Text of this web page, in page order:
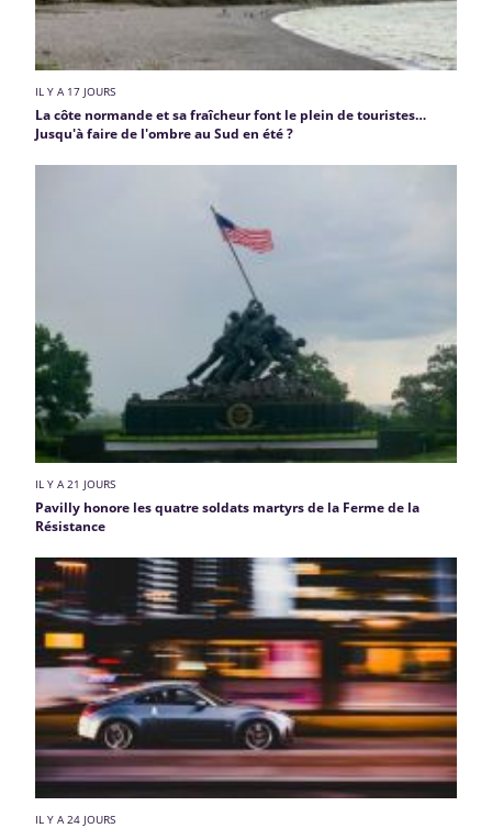
IL Y A 17 JOURS
La côte normande et sa fraîcheur font le plein de touristes…
Jusqu'à faire de l'ombre au Sud en été ?
IL Y A 21 JOURS
Pavilly honore les quatre soldats martyrs de la Ferme de la
Résistance
IL Y A 24 JOURS